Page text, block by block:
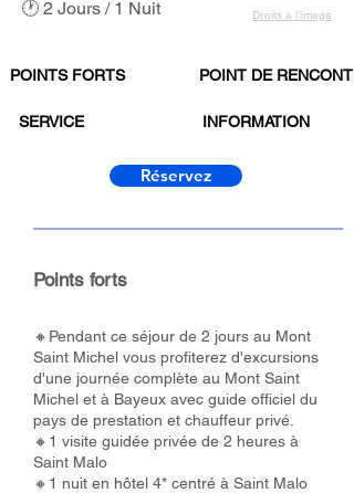
🕐 2 Jours / 1 Nuit Droits à l’image
POINTS FORTS
SERVICE
POINT DE
INFORMATION
Réservez
Points forts
🔸Pendant ce séjour de 2 jours au Mont
Saint Michel vous profiterez d'excursions
d'une journée complète au Mont Saint
Michel et à Bayeux avec guide officiel du
pays de prestation et chauffeur privé.
🔸1 visite guidée privée de 2 heures à
Saint Malo
🔸1 nuit en hôtel 4* centré à Saint Malo